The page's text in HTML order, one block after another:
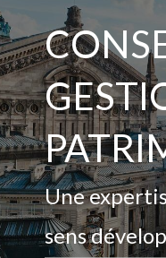
Une
sens